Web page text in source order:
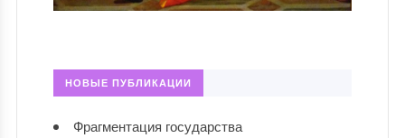
НОВЫЕ ПУБЛИКАЦИИ
Фрагментация государства